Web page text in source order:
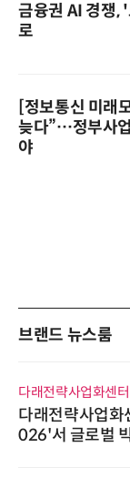
금융권 AI 경쟁,
로
[정보통신 미래
늦다”…정부사
야
브랜드 뉴스룸
략사업화센터
략사업화센터,
글로벌 빅파마와